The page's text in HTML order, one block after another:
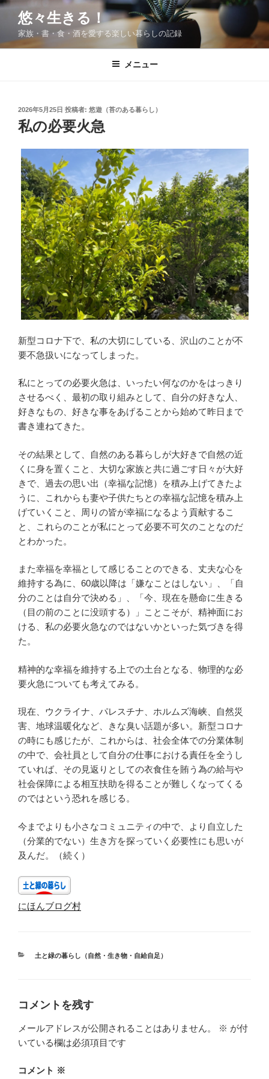
コ
ン
悠々生きる！
家族・書・食・酒を愛する楽しい暮らしの記録
メニュー
投
稿
日:
2026年5月25日 投稿者: 悠遊（苔のある暮らし）
私の必要火急
新型コロナ下で、私の大切にしている、沢山のことが不
要不急扱いになってしまった。
私にとっての必要火急は、いったい何なのかをはっきり
させるべく、最初の取り組みとして、自分の好きな人、
好きなもの、好きな事をあげることから始めて昨日まで
書き連ねてきた。
その結果として、自然のある暮らしが大好きで自然の近
くに身を置くこと、大切な家族と共に過ごす日々が大好
きで、過去の思い出（幸福な記憶）を積み上げてきたよ
うに、これからも妻や子供たちとの幸福な記憶を積み上
げていくこと、周りの皆が幸福になるよう貢献するこ
と、これらのことが私にとって必要不可欠のことなのだ
とわかった。
また幸福を幸福として感じることのできる、丈夫な心を
維持する為に、60歳以降は「嫌なことはしない」、「自
分のことは自分で決める」、「今、現在を懸命に生きる
（目の前のことに没頭する）」ことこそが、精神面にお
ける、私の必要火急なのではないかといった気づきを得
た。
精神的な幸福を維持する上での土台となる、物理的な必
要火急についても考えてみる。
現在、ウクライナ、パレスチナ、ホルムズ海峡、自然災
害、地球温暖化など、きな臭い話題が多い。新型コロナ
の時にも感じたが、これからは、社会全体での分業体制
の中で、会社員として自分の仕事における責任を全うし
ていれば、その見返りとしての衣食住を賄う為の給与や
社会保障による相互扶助を得ることが難しくなってくる
のではという恐れを感じる。
今までよりも小さなコミュニティの中で、より自立した
（分業的でない）生き方を探っていく必要性にも思いが
及んだ。（続く）
にほんブログ村
カ
土と緑の暮らし（自然・生き物・自給自足）
コメントを残す
メールアドレスが公開されることはありません。 ※ が付
いている欄は必須項目です
コメント ※